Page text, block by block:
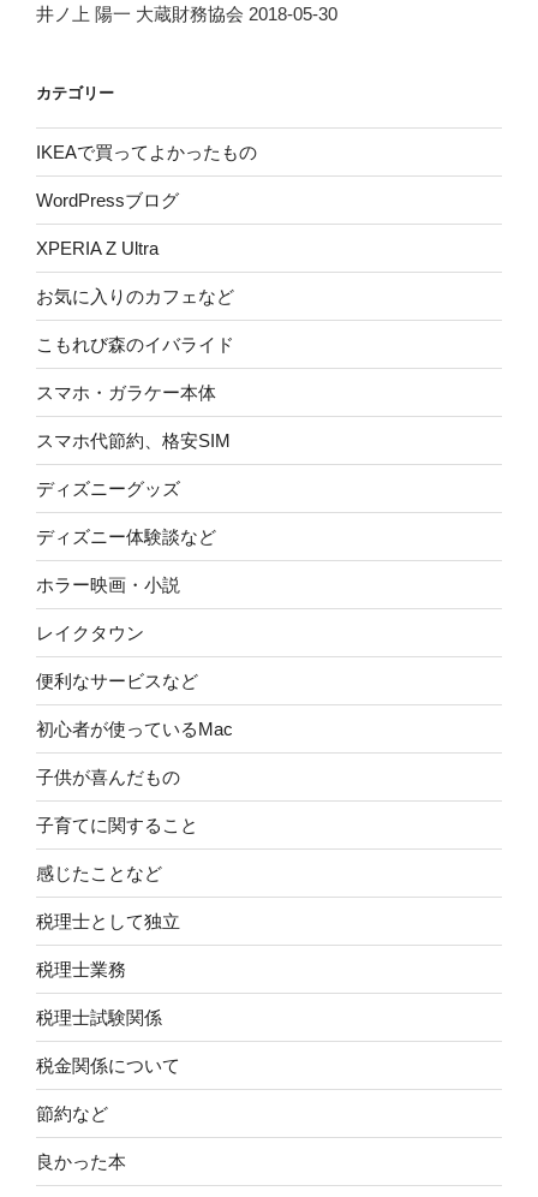
井ノ上 陽一 大蔵財務協会 2018-05-30
カテゴリー
IKEAで買ってよかったもの
WordPressブログ
XPERIA Z Ultra
お気に入りのカフェなど
こもれび森のイバライド
スマホ・ガラケー本体
スマホ代節約、格安SIM
ディズニーグッズ
ディズニー体験談など
ホラー映画・小説
レイクタウン
便利なサービスなど
初心者が使っているMac
子供が喜んだもの
子育てに関すること
感じたことなど
税理士として独立
税理士業務
税理士試験関係
税金関係について
節約など
良かった本